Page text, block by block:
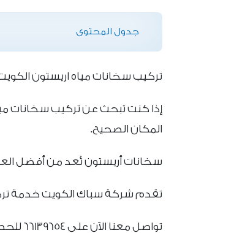
جدول المحتوى
تركيب سخانات مياه اريستون
إذا كنت تبحث عن تركيب سخانات
المكان الصحيح.
سخانات أريستون تُعد من أفضل
تقدم شركة سباك الكويت خدمة